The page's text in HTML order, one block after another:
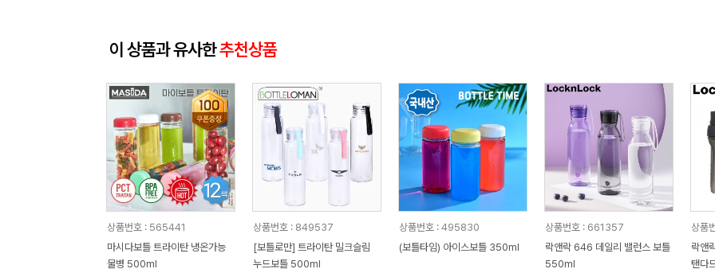
이 상품과 유사한추천상품
상품번호 : 565441
마시다보틀 트라이탄 냉온가능
물병 500ml
상품번호 : 849537
[보틀로만] 트라이탄 밀크슬림
누드보틀 500ml
상품번호 : 495830
(보틀타임) 아이스보틀 350ml
상품번호 : 661357
락앤락 646 데일리 밸런스 보틀
550ml
상품
락앤락_943
탠다